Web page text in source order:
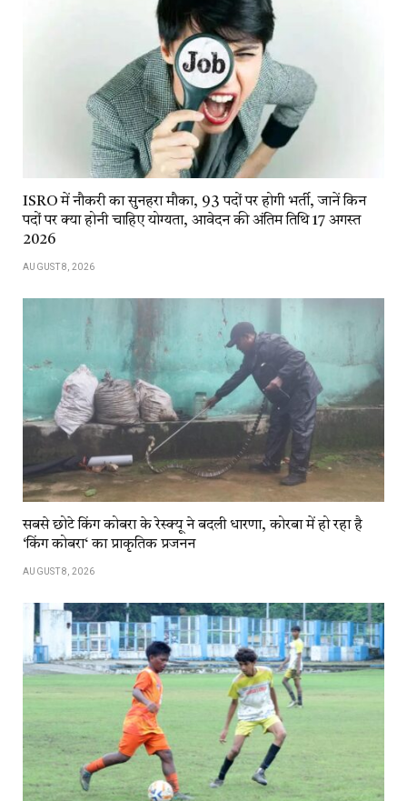
ISRO में नौकरी का सुनहरा मौका, 93 पदों पर होगी भर्ती, जानें किन
पदों पर क्या होनी चाहिए योग्यता, आवेदन की अंतिम तिथि 17 अगस्त
2026
AUGUST 8, 2026
सबसे छोटे किंग कोबरा के रेस्क्यू ने बदली धारणा, कोरबा में हो रहा है
‘किंग कोबरा‘ का प्राकृतिक प्रजनन
AUGUST 8, 2026